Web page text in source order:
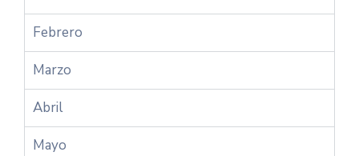
Febrero
Marzo
Abril
Mayo